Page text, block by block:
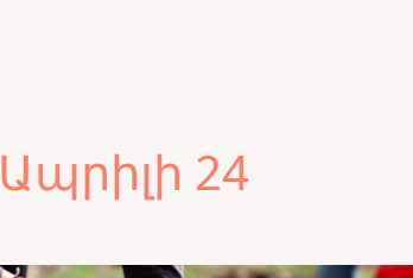
Ապրիլի 24